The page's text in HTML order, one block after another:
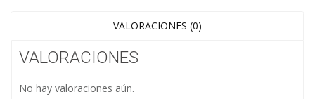
VALORACIONES (0)
VALORACIONES
No hay valoraciones aún.